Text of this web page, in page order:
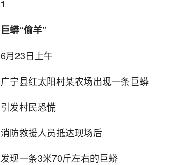
1
巨蟒“偷羊”
6月23日上午
广宁县红太阳村某农场出现一条巨蟒
引发村民恐慌
消防救援人员抵达现场后
发现一条3米70斤左右的巨蟒